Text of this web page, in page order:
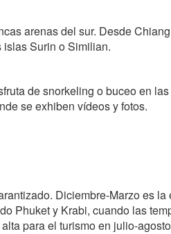
arenas del sur. Desde
Surin o Similian.
de snorkeling o buceo en
se exhiben vídeos y fotos.
Diciembre-Marzo es
Phuket y Krabi, cuando las
para el turismo en julio-